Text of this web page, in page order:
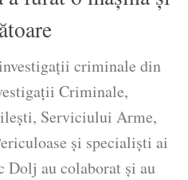
criminale din
Criminale,
Serviciului Arme,
şi specialişti ai
au colaborat şi au